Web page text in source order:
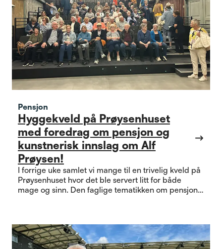
Pensjon
Hyggekveld på Prøysenhuset
med foredrag om pensjon og
kunstnerisk innslag om Alf
Prøysen!
I forrige uke samlet vi mange til en trivelig kveld på
Prøysenhuset hvor det ble servert litt for både
mage og sinn. Den faglige tematikken om pensjon